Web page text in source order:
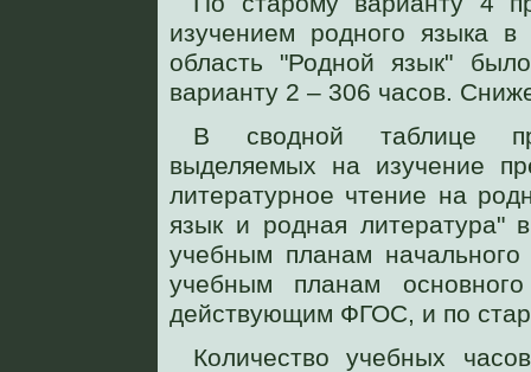
изучением родного языка
область "Родной язык"
варианту 2 – 306 часов.
В сводной таблице
выделяемых на изучение
литературное чтение на
язык и родная литература"
учебным планам
учебным планам
действующим ФГОС, и по
Количество учебных